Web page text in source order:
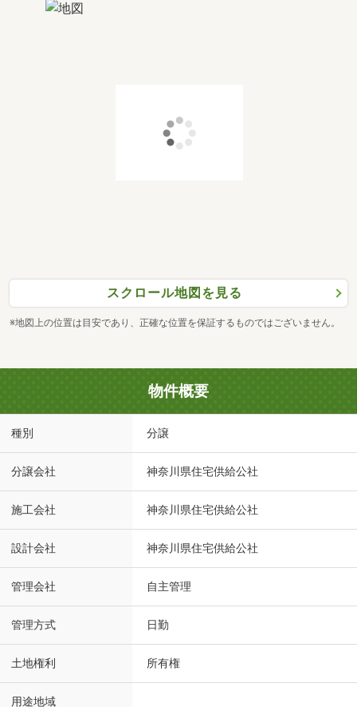
スクロール地図を見る
※地図上の位置は目安であり、正確な位置を保証するものではございません。
物件概要
種別 分譲
分譲会社 神奈川県住宅供給公社
施工会社 神奈川県住宅供給公社
設計会社 神奈川県住宅供給公社
管理会社 自主管理
管理方式 日勤
土地権利 所有権
用途地域